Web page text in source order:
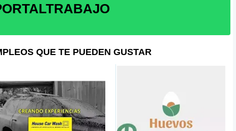
QUE TE PUEDEN GUSTAR